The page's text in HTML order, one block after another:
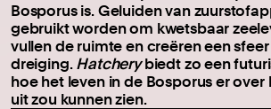
Bosporus is. Geluiden van
gebruikt worden om kwetsbaar
vullen de ruimte en creëren een
dreiging.Hatcherybiedt zo een
hoe het leven in de Bosporus er
uit zou kunnen zien.